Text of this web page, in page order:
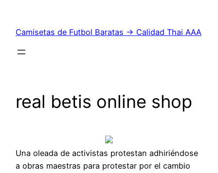
contenido
Camisetas de Futbol Baratas → Calidad Thai AAA
real betis online shop
Una oleada de activistas protestan adhiriéndose
a obras maestras para protestar por el cambio